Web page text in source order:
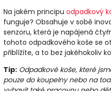
Na jakém principu odpadkový
funguje? Obsahuje v sobě
senzoru, která je napájená
tohoto odpadkového koše se
přiblížíte, a to bez jakéhokoliv
Tip: Odpadkové koše, které
pouze do koupelny nebo na